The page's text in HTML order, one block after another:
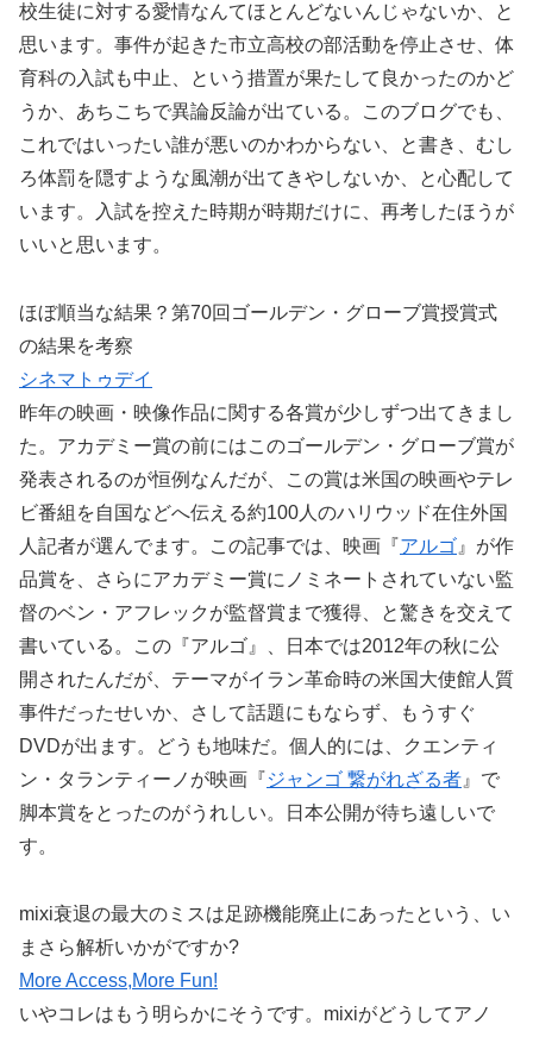
校生徒に対する愛情なんてほとんどないんじゃないか、と
思います。事件が起きた市立高校の部活動を停止させ、体
育科の入試も中止、という措置が果たして良かったのかど
うか、あちこちで異論反論が出ている。このブログでも、
これではいったい誰が悪いのかわからない、と書き、むし
ろ体罰を隠すような風潮が出てきやしないか、と心配して
います。入試を控えた時期が時期だけに、再考したほうが
いいと思います。
ほぼ順当な結果？第70回ゴールデン・グローブ賞授賞式
の結果を考察
シネマトゥデイ
昨年の映画・映像作品に関する各賞が少しずつ出てきまし
た。アカデミー賞の前にはこのゴールデン・グローブ賞が
発表されるのが恒例なんだが、この賞は米国の映画やテレ
ビ番組を自国などへ伝える約100人のハリウッド在住外国
人記者が選んでます。この記事では、映画『アルゴ 』が作
品賞を、さらにアカデミー賞にノミネートされていない監
督のベン・アフレックが監督賞まで獲得、と驚きを交えて
書いている。この『アルゴ』、日本では2012年の秋に公
開されたんだが、テーマがイラン革命時の米国大使館人質
事件だったせいか、さして話題にもならず、もうすぐ
DVDが出ます。どうも地味だ。個人的には、クエンティ
ン・タランティーノが映画『ジャンゴ 繋がれざる者 』で
脚本賞をとったのがうれしい。日本公開が待ち遠しいで
す。
mixi衰退の最大のミスは足跡機能廃止にあったという、い
まさら解析いかがですか?
More Access,More Fun!
いやコレはもう明らかにそうです。mixiがどうしてアノ